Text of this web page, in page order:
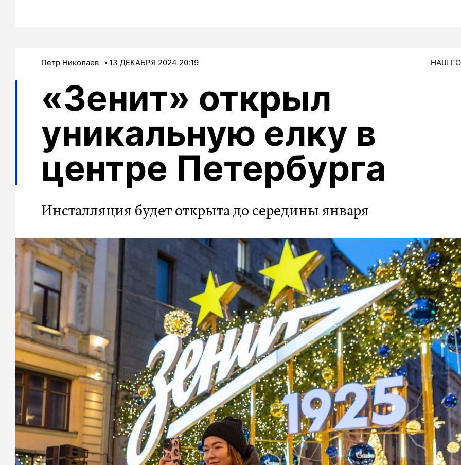
Петр Николаев 13 ДЕКАБРЯ 2024 20:19 НАШ
«Зенит» открыл
уникальную елку в
центре Петербурга
Инсталляция будет открыта до середины января